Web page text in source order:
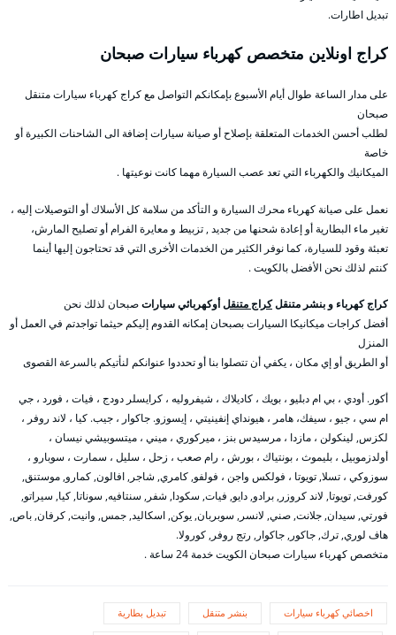
تبديل اطارات.
كراج اونلاين متخصص كهرباء سيارات صبحان
على مدار الساعة طوال أيام الأسبوع بإمكانكم التواصل مع كراج كهرباء سيارات متنقل
صبحان
لطلب أحسن الخدمات المتعلقة بإصلاح أو صيانة سيارات إضافة الى الشاحنات الكبيرة أو
خاصة
الميكانيك والكهرباء التي تعد عصب السيارة مهما كانت نوعيتها .
نعمل على صيانة كهرباء محرك السيارة و التأكد من سلامة كل الأسلاك أو التوصيلات إليه ،
تغير ماء البطارية أو إعادة شحنها من جديد , تزبيط و معايرة الفرام أو تصليح المارش،
تعبئة وقود للسيارة، كما نوفر الكثير من الخدمات الأخرى التي قد تحتاجون إليها أينما
كنتم لذلك نحن الأفضل بالكويت .
كراج كهرباء و بنشر متنقلكراج متنقلأوكهربائي سياراتصبحان لذلك نحن
أفضل كراجات ميكانيكا السيارات بصبحان إمكانه القدوم إليكم حيثما تواجدتم في العمل أو
المنزل
أو الطريق أو إي مكان ، يكفي أن تتصلوا بنا أو تحددوا عنوانكم لنأتيكم بالسرعة القصوى
أكور. أودي ، بي ام دبليو ، بويك ، كاديلاك ، شيفروليه ، كرايسلر دودج ، فيات ، فورد ، جي
ام سي ، جيو ، سيفك، هامر ، هيونداي إنفينيتي ، إيسوزو. جاكوار ، جيب. كيا ، لاند روفر ،
لكزس, لينكولن ، مازدا ، مرسيدس بنز ، ميركوري ، ميني ، ميتسوبيشي نيسان ،
أولدزموبيل ، بليموث ، بونتياك ، بورش ، رام صعب ، زحل ، سليل ، سمارت ، سوبارو ،
سوزوكي ، تسلا, تويوتا ، فولكس واجن ، فولفو, كامري, شاجر, افالون, كمارو, موستنق,
كورفت, تويوتا, لاند كروزر, برادو, دايو, فيات, سكودا, شفر, سنتافيه, سوناتا, كيا, سيراتو,
فورتي, سيدان, جلانت, صني, لانسر, سوبربان, يوكن, اسكاليد, جمس, وانيت, كرفان, باص,
هاف لوري, ترك, جاكور, جاكوار, رتج روفر, كورولا.
متخصص كهرباء سيارات صبحان الكويت خدمة 24 ساعة .
اخصائي كهرباء سيارات بنشر متنقل تبديل بطارية